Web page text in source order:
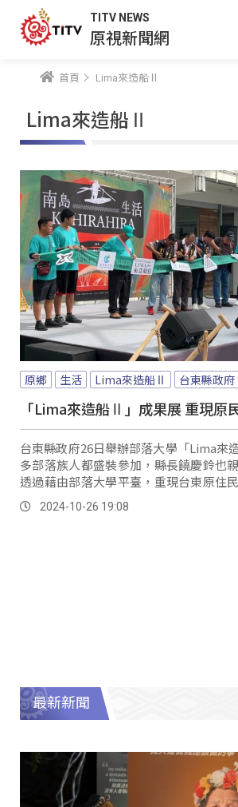
TITV NEWS
原視新聞網
首頁 Lima來造船Ⅱ
Lima來造船Ⅱ
原鄉 生活 Lima來造船Ⅱ 台東縣政府
「Lima來造船Ⅱ」成果展 重現原
台東縣政府26日舉辦部落大學「Lima來
多部落族人都盛裝參加，縣長饒慶鈴也
透過藉由部落大學平臺，重現台東原住
藝。2024-10-26 19:08
最新新聞